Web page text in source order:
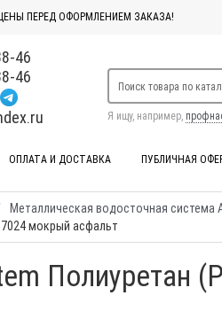
ПЕРЕД ОФОРМЛЕНИЕМ ЗАКАЗА!
46
46
Я ищу, например,
ОПЛАТА И ДОСТАВКА ПУБЛИЧНАЯ
Металлическая водосточная система
мокрый асфальт
Полиуретан